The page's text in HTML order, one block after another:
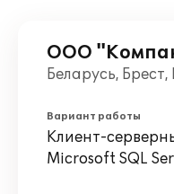
ООО
Беларусь,
Вариант работы
Клиент-
Microsoft SQL